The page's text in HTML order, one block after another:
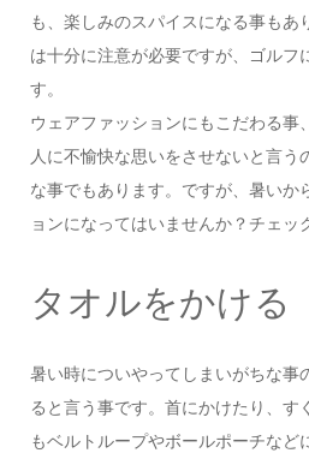
も、楽しみのスパイスになる事もあ
は十分に注意が必要ですが、ゴルフ
す。
ウェアファッションにもこだわる事
人に不愉快な思いをさせないと言う
な事でもあります。ですが、暑いか
ョンになってはいませんか？チェッ
タオルをかける
暑い時についやってしまいがちな事
ると言う事です。首にかけたり、す
もベルトループやボールポーチなど